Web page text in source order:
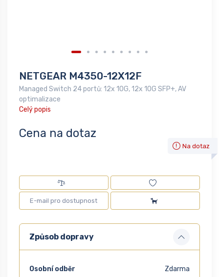
NETGEAR M4350-12X12F
Managed Switch 24 portů: 12x 10G, 12x 10G SFP+, AV
optimalizace
Celý popis
Cena na dotaz
Na dotaz
Způsob dopravy
Osobní odběr Zdarma